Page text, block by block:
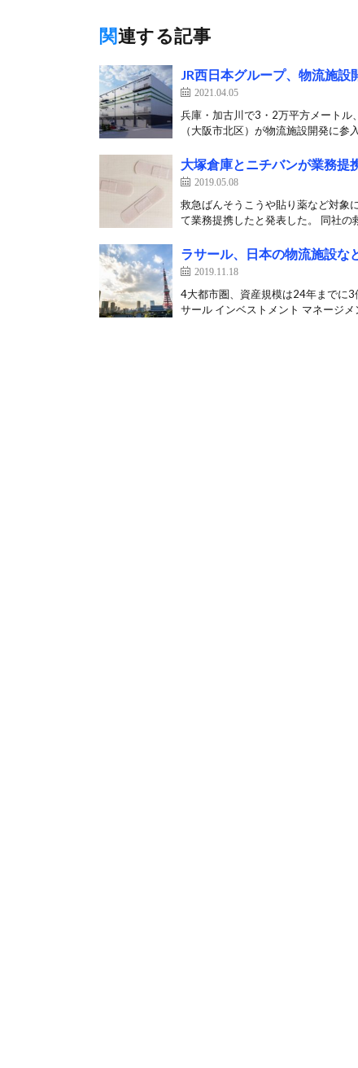
関連する記事
JR西日本グループ、物流施設
2021.04.05
兵庫・加古川で3・2万平方メートル
（大阪市北区）が物流施設開発に参
大塚倉庫とニチバンが業務提
2019.05.08
救急ばんそうこうや貼り薬など対象
て業務提携したと発表した。 同社の
ラサール、日本の物流施設な
2019.11.18
4大都市圏、資産規模は24年までに
サール インベストメント マネージ